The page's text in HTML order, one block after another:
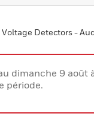
Voltage Detectors -
dimanche 9 août
période.